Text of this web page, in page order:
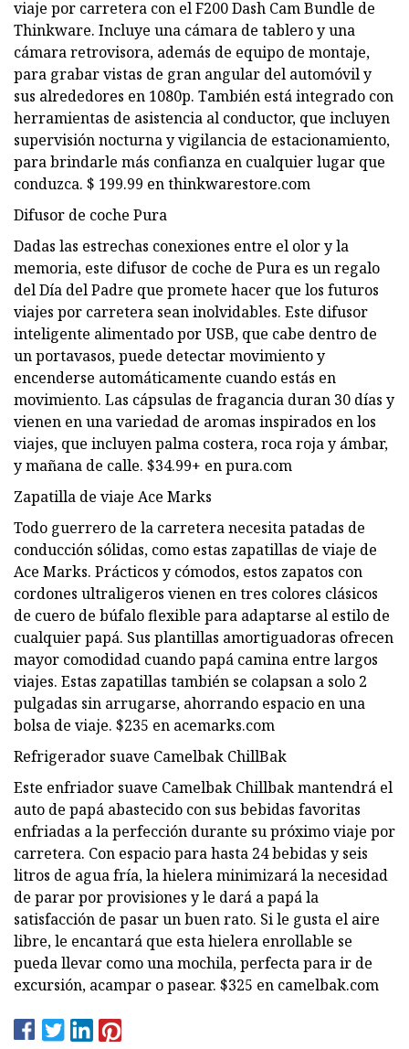
viaje por carretera con el F200 Dash Cam Bundle de
Thinkware. Incluye una cámara de tablero y una
cámara retrovisora, además de equipo de montaje,
para grabar vistas de gran angular del automóvil y
sus alrededores en 1080p. También está integrado con
herramientas de asistencia al conductor, que incluyen
supervisión nocturna y vigilancia de estacionamiento,
para brindarle más confianza en cualquier lugar que
conduzca. $ 199.99 en thinkwarestore.com
Difusor de coche Pura
Dadas las estrechas conexiones entre el olor y la
memoria, este difusor de coche de Pura es un regalo
del Día del Padre que promete hacer que los futuros
viajes por carretera sean inolvidables. Este difusor
inteligente alimentado por USB, que cabe dentro de
un portavasos, puede detectar movimiento y
encenderse automáticamente cuando estás en
movimiento. Las cápsulas de fragancia duran 30 días y
vienen en una variedad de aromas inspirados en los
viajes, que incluyen palma costera, roca roja y ámbar,
y mañana de calle. $34.99+ en pura.com
Zapatilla de viaje Ace Marks
Todo guerrero de la carretera necesita patadas de
conducción sólidas, como estas zapatillas de viaje de
Ace Marks. Prácticos y cómodos, estos zapatos con
cordones ultraligeros vienen en tres colores clásicos
de cuero de búfalo flexible para adaptarse al estilo de
cualquier papá. Sus plantillas amortiguadoras ofrecen
mayor comodidad cuando papá camina entre largos
viajes. Estas zapatillas también se colapsan a solo 2
pulgadas sin arrugarse, ahorrando espacio en una
bolsa de viaje. $235 en acemarks.com
Refrigerador suave Camelbak ChillBak
Este enfriador suave Camelbak Chillbak mantendrá el
auto de papá abastecido con sus bebidas favoritas
enfriadas a la perfección durante su próximo viaje por
carretera. Con espacio para hasta 24 bebidas y seis
litros de agua fría, la hielera minimizará la necesidad
de parar por provisiones y le dará a papá la
satisfacción de pasar un buen rato. Si le gusta el aire
libre, le encantará que esta hielera enrollable se
pueda llevar como una mochila, perfecta para ir de
excursión, acampar o pasear. $325 en camelbak.com